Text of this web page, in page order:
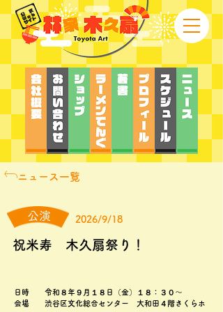
ニュース一覧
公演 2026/9/18
祝米寿 木久扇祭り！
日時 令和８年９月１８日（金）１８：３０～
会場 渋谷区文化総合センター 大和田４階さくらホ